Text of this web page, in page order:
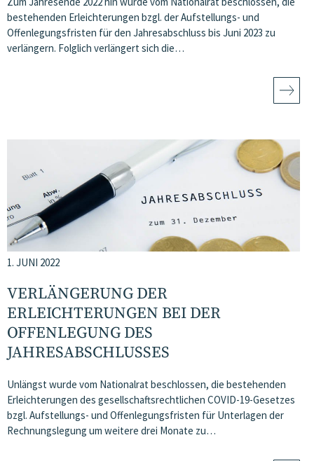
bestehenden Erleichterungen bzgl. der Aufstellungs- und
Offenlegungsfristen für den Jahresabschluss bis Juni 2023 zu
verlängern. Folglich verlängert sich die…
1. JUNI 2022
VERLÄNGERUNG DER
ERLEICHTERUNGEN BEI DER
OFFENLEGUNG DES
JAHRESABSCHLUSSES
Unlängst wurde vom Nationalrat beschlossen, die bestehenden
Erleichterungen des gesellschaftsrechtlichen COVID-19-Gesetzes
bzgl. Aufstellungs- und Offenlegungsfristen für Unterlagen der
Rechnungslegung um weitere drei Monate zu…